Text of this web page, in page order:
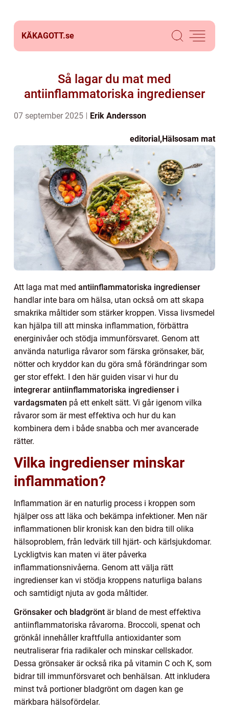
KÄKAGOTT.se
Så lagar du mat med
antiinflammatoriska ingredienser
07 september 2025 Erik Andersson
editorial,Hälsosam mat
Att laga mat med antiinflammatoriska ingredienser
handlar inte bara om hälsa, utan också om att skapa
smakrika måltider som stärker kroppen. Vissa livsmedel
kan hjälpa till att minska inflammation, förbättra
energinivåer och stödja immunförsvaret. Genom att
använda naturliga råvaror som färska grönsaker, bär,
nötter och kryddor kan du göra små förändringar som
ger stor effekt. I den här guiden visar vi hur du
integrerar antiinflammatoriska ingredienser i
vardagsmaten på ett enkelt sätt. Vi går igenom vilka
råvaror som är mest effektiva och hur du kan
kombinera dem i både snabba och mer avancerade
rätter.
Vilka ingredienser minskar
inflammation?
Inflammation är en naturlig process i kroppen som
hjälper oss att läka och bekämpa infektioner. Men när
inflammationen blir kronisk kan den bidra till olika
hälsoproblem, från ledvärk till hjärt- och kärlsjukdomar.
Lyckligtvis kan maten vi äter påverka
inflammationsnivåerna. Genom att välja rätt
ingredienser kan vi stödja kroppens naturliga balans
och samtidigt njuta av goda måltider.
Grönsaker och bladgrönt är bland de mest effektiva
antiinflammatoriska råvarorna. Broccoli, spenat och
grönkål innehåller kraftfulla antioxidanter som
neutraliserar fria radikaler och minskar cellskador.
Dessa grönsaker är också rika på vitamin C och K, som
bidrar till immunförsvaret och benhälsan. Att inkludera
minst två portioner bladgrönt om dagen kan ge
märkbara hälsofördelar.